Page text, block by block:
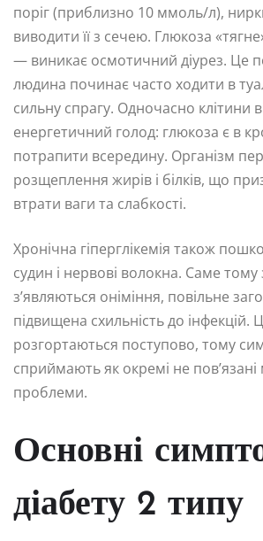
поріг (приблизно 10 ммоль/л),
виводити її з сечею. Глюкоза
— виникає осмотичний діурез. Це
людина починає часто ходити в
сильну спрагу. Одночасно клітини
енергетичний голод: глюкоза є в
потрапити всередину. Організм
розщеплення жирів і білків, що
втрати ваги та слабкості.
Хронічна гіперглікемія також
судин і нервові волокна. Саме
з’являються оніміння, повільне
підвищена схильність до інфекцій.
розгортаються поступово, тому
сприймають як окремі не
проблеми.
Основні
діабету 2 типу